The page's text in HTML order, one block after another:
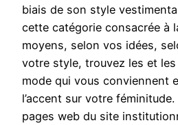
biais de son style
cette catégorie consacrée à
moyens, selon vos idées,
votre style, trouvez les et
mode qui vous conviennent
l’accent sur votre
pages web du site